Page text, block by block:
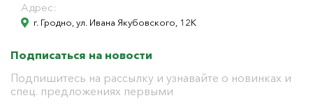
Адрес:
г. Гродно, ул. Ивана Якубовского, 12К
Подписаться на новости
Подпишитесь на рассылку и узнавайте о новинках и
спец. предложениях первыми